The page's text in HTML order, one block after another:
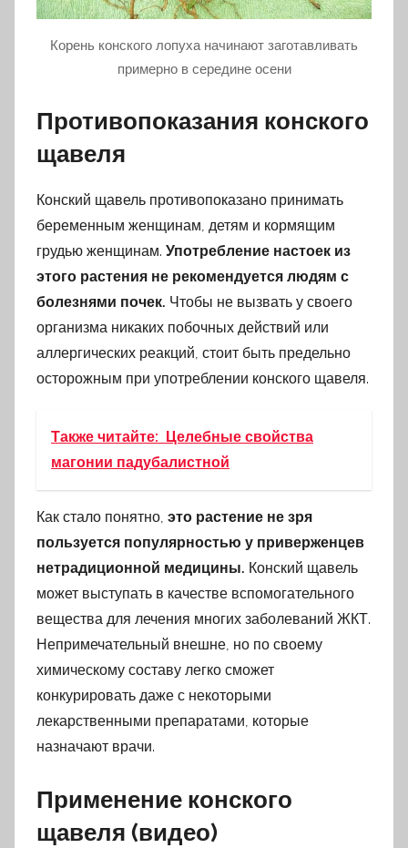
Корень конского лопуха начинают заготавливать
примерно в середине осени
Противопоказания конского
щавеля
Конский щавель противопоказано принимать
беременным женщинам, детям и кормящим
грудью женщинам. Употребление настоек из
этого растения не рекомендуется людям с
болезнями почек. Чтобы не вызвать у своего
организма никаких побочных действий или
аллергических реакций, стоит быть предельно
осторожным при употреблении конского щавеля.
Также читайте:
Целебные свойства
магонии падубалистной
Как стало понятно, это растение не зря
пользуется популярностью у приверженцев
нетрадиционной медицины. Конский щавель
может выступать в качестве вспомогательного
вещества для лечения многих заболеваний ЖКТ.
Непримечательный внешне, но по своему
химическому составу легко сможет
конкурировать даже с некоторыми
лекарственными препаратами, которые
назначают врачи.
Применение конского
щавеля (видео)